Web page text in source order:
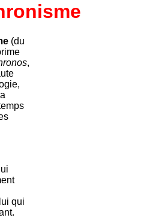
(du
,
qui